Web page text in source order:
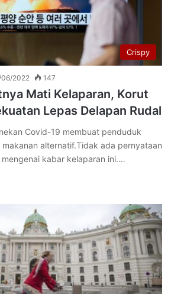
Crispy
2022 147
Mati Kelaparan, Korut
Lepas Delapan Rudal
Covid-19 membuat penduduk
alternatif.Tidak ada pernyataan
kabar kelaparan ini.…